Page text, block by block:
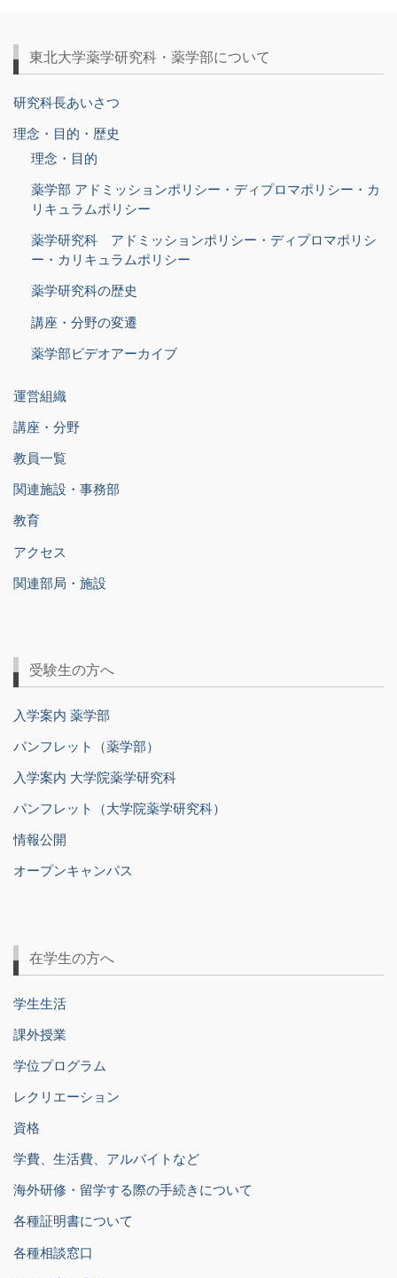
東北大学薬学研究科・薬学部について
研究科長あいさつ
理念・目的・歴史
理念・目的
薬学部 アドミッションポリシー・ディプロマポリシー・カ
リキュラムポリシー
薬学研究科 アドミッションポリシー・ディプロマポリシ
ー・カリキュラムポリシー
薬学研究科の歴史
講座・分野の変遷
薬学部ビデオアーカイブ
運営組織
講座・分野
教員一覧
関連施設・事務部
教育
アクセス
関連部局・施設
受験生の方へ
入学案内 薬学部
パンフレット（薬学部）
入学案内 大学院薬学研究科
パンフレット（大学院薬学研究科）
情報公開
オープンキャンパス
在学生の方へ
学生生活
課外授業
学位プログラム
レクリエーション
資格
学費、生活費、アルバイトなど
海外研修・留学する際の手続きについて
各種証明書について
各種相談窓口